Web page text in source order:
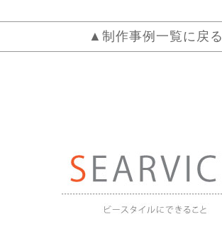
▲制作事例一覧に戻る